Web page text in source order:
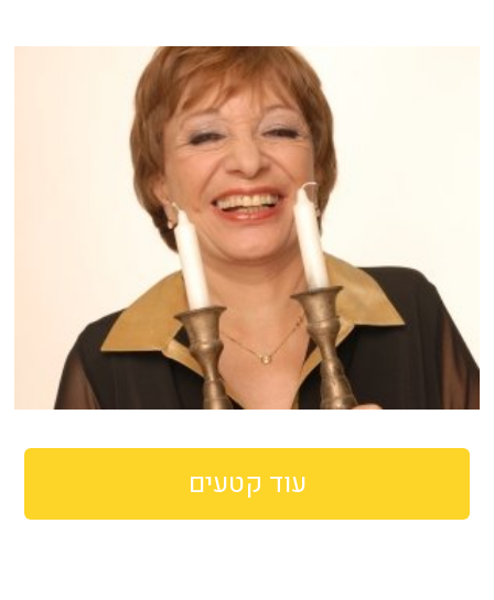
עוד קטעים